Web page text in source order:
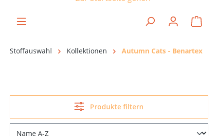
Stoffauswahl Kollektionen Autumn Cats - Benartex
Produkte filtern